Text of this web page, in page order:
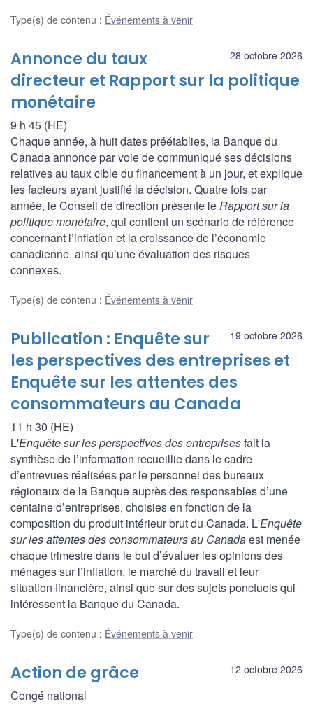
Type(s) de contenu : Événements à venir
28 octobre 2026
Annonce du taux
directeur et Rapport sur la politique
monétaire
9 h 45 (HE)
Chaque année, à huit dates préétablies, la Banque du
Canada annonce par voie de communiqué ses décisions
relatives au taux cible du financement à un jour, et explique
les facteurs ayant justifié la décision. Quatre fois par
année, le Conseil de direction présente leRapport sur la
politique monétaire, qui contient un scénario de référence
concernant l’inflation et la croissance de l’économie
canadienne, ainsi qu’une évaluation des risques
connexes.
Type(s) de contenu : Événements à venir
19 octobre 2026
Publication : Enquête sur
les perspectives des entreprises et
Enquête sur les attentes des
consommateurs au Canada
11 h 30 (HE)
L'Enquête sur les perspectives des entreprisesfait la
synthèse de l’information recueillie dans le cadre
d’entrevues réalisées par le personnel des bureaux
régionaux de la Banque auprès des responsables d’une
centaine d’entreprises, choisies en fonction de la
composition du produit intérieur brut du Canada. L'Enquête
sur les attentes des consommateurs au Canadaest menée
chaque trimestre dans le but d’évaluer les opinions des
ménages sur l’inflation, le marché du travail et leur
situation financière, ainsi que sur des sujets ponctuels qui
intéressent la Banque du Canada.
Type(s) de contenu : Événements à venir
12 octobre 2026
Action de grâce
Congé national